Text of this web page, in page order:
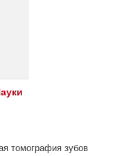
томография зубов